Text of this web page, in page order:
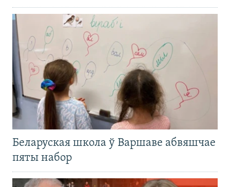
Беларуская школа ў Варшаве абвяшчае
пяты набор